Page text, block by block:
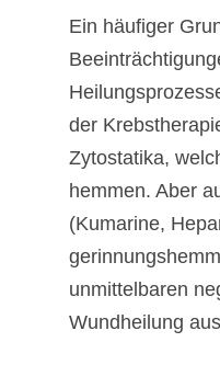
Ein häufiger
der
Zytostatika,
hemmen. Aber
(Kumarine,
unmittelbaren
Wundheilung